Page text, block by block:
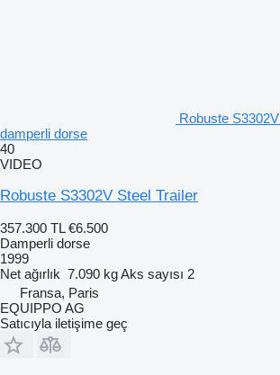
Robuste
damperli dorse
40
VIDEO
Robuste S3302V Steel Trailer
357.300 TL €6.500
Damperli dorse
1999
Net ağırlık 7.090 kgAks sayısı 2
Fransa, Paris
EQUIPPO AG
Satıcıyla iletişime geç